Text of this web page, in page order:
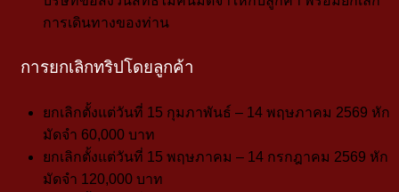
การเดินทางของท่าน
การยกเลิกทริปโดยลูกค้า
ยกเลิกตั้งแต่วันที่ 15 กุมภาพันธ์ – 14 พฤษภาคม 2569 หัก
มัดจำ 60,000 บาท
ยกเลิกตั้งแต่วันที่ 15 พฤษภาคม – 14 กรกฎาคม 2569 หัก
มัดจำ 120,000 บาท